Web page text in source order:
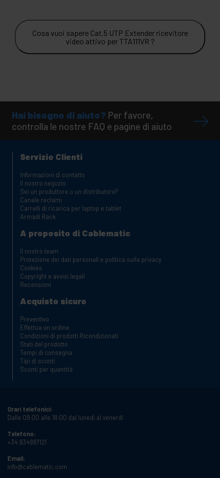
Cosa vuoi sapere Cat.5 UTP Extender ricevitore
video attivo per TTA111VR ?
Hai bisogno di aiuto? Per favore,
controlla le nostre FAQ e pagine di aiuto
Servizio Clienti
Informazioni di contatto
Il nostro negozio
Sei un produttore o un distributore?
Canale reclami
Carrelli di ricarica per laptop e tablet
Armadi Rack
A proposito di Cablematic
Il nostro team
Protezione dei dati personali e politica sulla privacy
Cookies
Copyright e avvisi legali
Recensioni
Acquisto sicuro
Preventivo
Effettua un ordine
Condizioni di prodotti Ricondizionati
Stati del prodotto
Tempi di consegna
Tipi di sconti
Sconti per quantità
Orari telefonici:
Dalle 09:00 alle 18:00 dal lunedì al venerdì
Telefono:
+34 934987121
Email:
info@cablematic.com